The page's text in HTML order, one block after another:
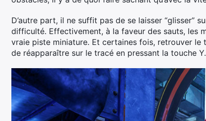
D’autre part, il ne suffit pas de se laisser “glisser”
difficulté. Effectivement, à la faveur des sauts, les
vraie piste miniature. Et certaines fois, retrouver
de réapparaître sur le tracé en pressant la touche Y.